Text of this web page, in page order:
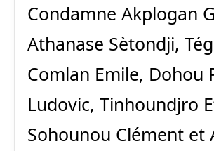
Condamne Akplogan
Athanase Sètondji,
Comlan Emile, Dohou
Ludovic, Tinhoundjro
Sohounou Clément et